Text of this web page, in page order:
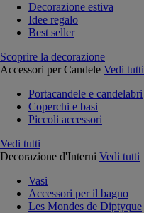
Decorazione estiva
Idee regalo
Best seller
Scoprire la decorazione
Accessori per Candele Vedi tutti
Portacandele e candelabri
Coperchi e basi
Piccoli accessori
Vedi tutti
Decorazione d'Interni Vedi tutti
Vasi
Accessori per il bagno
Les Mondes de Diptyque